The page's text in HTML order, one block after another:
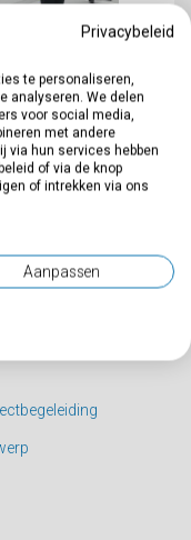
Privacybeleid
te personaliseren,
analyseren. We delen
voor social media,
met andere
via hun services hebben
of via de knop
of intrekken via ons
Aanpassen